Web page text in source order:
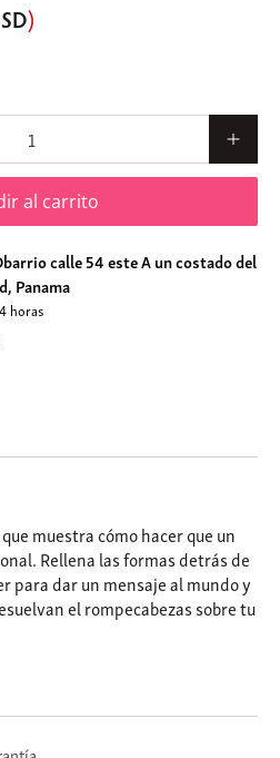
)
al carrito
calle 54 este A un costado del
Panama
horas
muestra cómo hacer que un
Rellena las formas detrás de
para dar un mensaje al mundo y
el rompecabezas sobre tu